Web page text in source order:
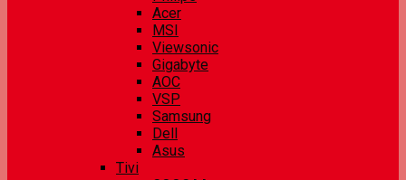
Acer
MSI
Viewsonic
Gigabyte
AOC
VSP
Samsung
Dell
Asus
Tivi